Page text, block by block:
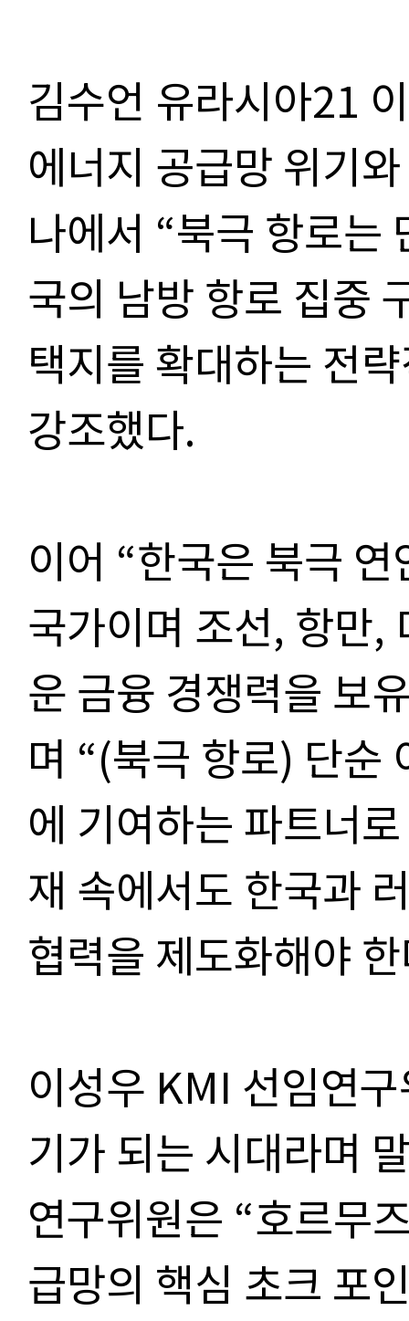
김수언 유라시아21
에너지 공급망 위기
나에서 “북극 항로는
국의 남방 항로 집중
택지를 확대하는 전
강조했다.
이어 “한국은 북극
국가이며 조선, 항만,
운 금융 경쟁력을 보
며 “(북극 항로) 단순
에 기여하는 파트너
재 속에서도 한국과
협력을 제도화해야
이성우 KMI 선임연
기가 되는 시대라며
연구위원은 “호르무
급망의 핵심 초크 포